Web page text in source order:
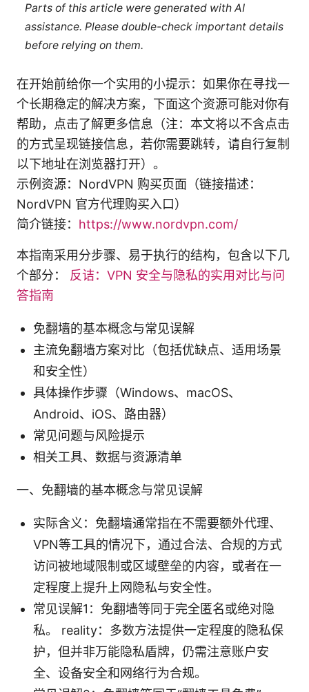
Parts of this article were generated with AI
assistance. Please double-check important details
before relying on them.
在开始前给你一个实用的小提示：如果你在寻找一
个长期稳定的解决方案，下面这个资源可能对你有
帮助，点击了解更多信息（注：本文将以不含点击
的方式呈现链接信息，若你需要跳转，请自行复制
以下地址在浏览器打开）。
示例资源：NordVPN 购买页面（链接描述：
NordVPN 官方代理购买入口）
简介链接： https://www.nordvpn.com/
本指南采用分步骤、易于执行的结构，包含以下几
个部分： 反诘：VPN 安全与隐私的实用对比与问
答指南
免翻墙的基本概念与常见误解
主流免翻墙方案对比（包括优缺点、适用场景
和安全性）
具体操作步骤（Windows、macOS、
Android、iOS、路由器）
常见问题与风险提示
相关工具、数据与资源清单
一、免翻墙的基本概念与常见误解
实际含义：免翻墙通常指在不需要额外代理、
VPN等工具的情况下，通过合法、合规的方式
访问被地域限制或区域壁垒的内容，或者在一
定程度上提升上网隐私与安全性。
常见误解1：免翻墙等同于完全匿名或绝对隐
私。 reality：多数方法提供一定程度的隐私保
护，但并非万能隐私盾牌，仍需注意账户安
全、设备安全和网络行为合规。